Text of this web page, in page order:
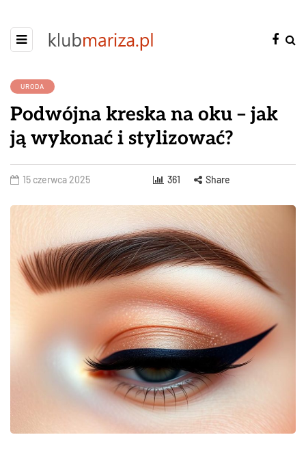
URODA
Podwójna kreska na oku – jak
ją wykonać i stylizować?
15 czerwca 2025 361 Share